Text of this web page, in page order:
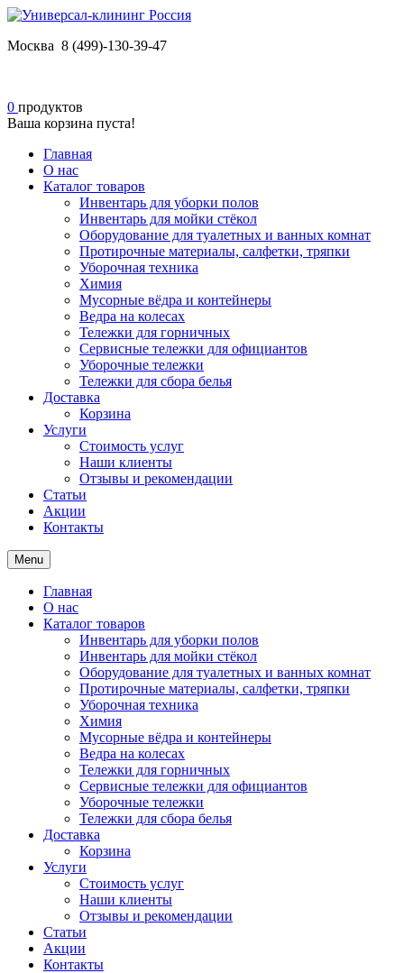
Москва 8 (499)-130-39-47
0 продуктов
Ваша корзина пуста!
Главная
О нас
Каталог товаров
Инвентарь для уборки полов
Инвентарь для мойки стёкол
Оборудование для туалетных и ванных комнат
Протирочные материалы, салфетки, тряпки
Уборочная техника
Химия
Мусорные вёдра и контейнеры
Ведра на колесах
Тележки для горничных
Сервисные тележки для официантов
Уборочные тележки
Тележки для сбора белья
Доставка
Корзина
Услуги
Стоимость услуг
Наши клиенты
Отзывы и рекомендации
Статьи
Акции
Контакты
Menu
Главная
О нас
Каталог товаров
Инвентарь для уборки полов
Инвентарь для мойки стёкол
Оборудование для туалетных и ванных комнат
Протирочные материалы, салфетки, тряпки
Уборочная техника
Химия
Мусорные вёдра и контейнеры
Ведра на колесах
Тележки для горничных
Сервисные тележки для официантов
Уборочные тележки
Тележки для сбора белья
Доставка
Корзина
Услуги
Стоимость услуг
Наши клиенты
Отзывы и рекомендации
Статьи
Акции
Контакты